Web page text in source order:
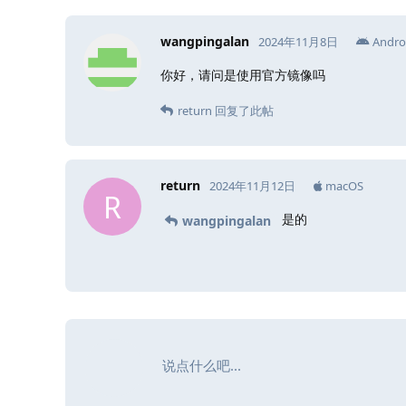
wangpingalan 2024年11月8日
你好，请问是使用官方镜像吗
return 回复了此帖
R
return 2024年11月12日 macOS
wangpingalan 是的
说点什么吧...